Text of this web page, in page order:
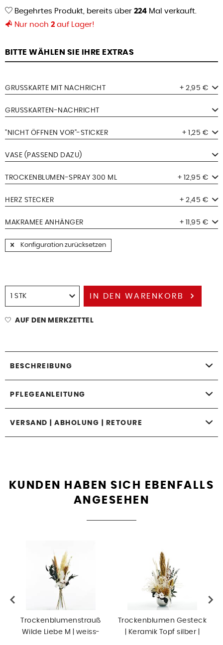
Begehrtes Produkt, bereits über 224 Mal verkauft.
Nur noch 2 auf Lager!
BITTE WÄHLEN SIE IHRE EXTRAS
GRUSSKARTE MIT NACHRICHT + 2,95 €
GRUSSKARTEN-NACHRICHT
"NICHT ÖFFNEN VOR"-STICKER + 1,25 €
VASE (PASSEND DAZU)
TROCKENBLUMEN-SPRAY 300 ML + 12,95 €
HERZ STECKER + 2,45 €
MAKRAMEE ANHÄNGER + 11,95 €
Konfiguration zurücksetzen
IN DEN WARENKORB
AUF DEN MERKZETTEL
BESCHREIBUNG
PFLEGEANLEITUNG
VERSAND | ABHOLUNG | RETOURE
KUNDEN HABEN SICH EBENFALLS
ANGESEHEN
Trockenblumenstrauß
Wilde Liebe M | weiss-
Trockenblumen Gesteck
| Keramik Topf silber |